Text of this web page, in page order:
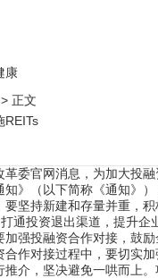
康
> 正文
REITs
委官网消息，为加大投
》（以下简称《通知》
要坚持新建和存量并重
通投资退出渠道，提升
强投融资合作对接，鼓
作对接过程中，要切实
介，坚决避免一哄而上